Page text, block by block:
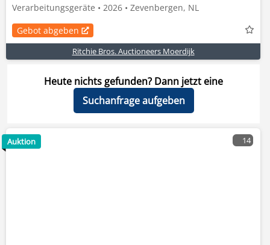
Verarbeitungsgeräte • 2026 • Zevenbergen, NL
Gebot abgeben
Ritchie Bros. Auctioneers Moerdijk
Heute nichts gefunden? Dann jetzt eine
Suchanfrage aufgeben
14
Auktion